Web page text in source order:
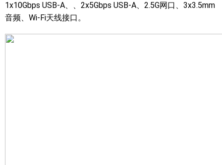
1x10Gbps USB-A、、2x5Gbps USB-A、2.5G网口、3x3.5mm
音频、Wi-Fi天线接口。